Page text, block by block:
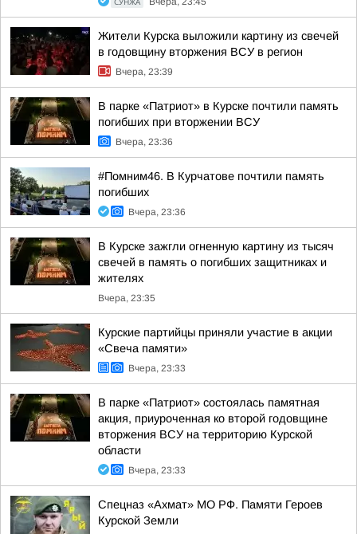
Жители Курска выложили картину из свечей
в годовщину вторжения ВСУ в регион
Вчера, 23:39
В парке «Патриот» в Курске почтили память
погибших при вторжении ВСУ
Вчера, 23:36
#Помним46. В Курчатове почтили память
погибших
Вчера, 23:36
В Курске зажгли огненную картину из тысяч
свечей в память о погибших защитниках и
жителях
Вчера, 23:35
Курские партийцы приняли участие в акции
«Свеча памяти»
Вчера, 23:33
В парке «Патриот» состоялась памятная
акция, приуроченная ко второй годовщине
вторжения ВСУ на территорию Курской
области
Вчера, 23:33
Спецназ «Ахмат» МО РФ. Памяти Героев
Курской Земли